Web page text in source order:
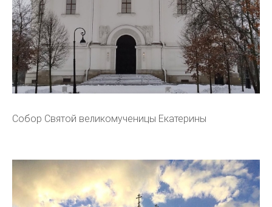
Собор Святой великомученицы Екатерины